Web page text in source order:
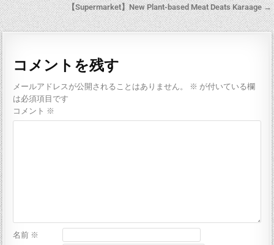
【Supermarket】New Plant-based Meat Deats Karaage →
コメントを残す
メールアドレスが公開されることはありません。 ※ が付いている欄
は必須項目です
コメント ※
名前 ※